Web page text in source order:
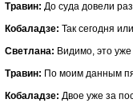
Травин: До суда довели
Кобаладзе: Так сегодня
Светлана: Видимо, это
Травин: По моим данным
Кобаладзе: Двое уже за